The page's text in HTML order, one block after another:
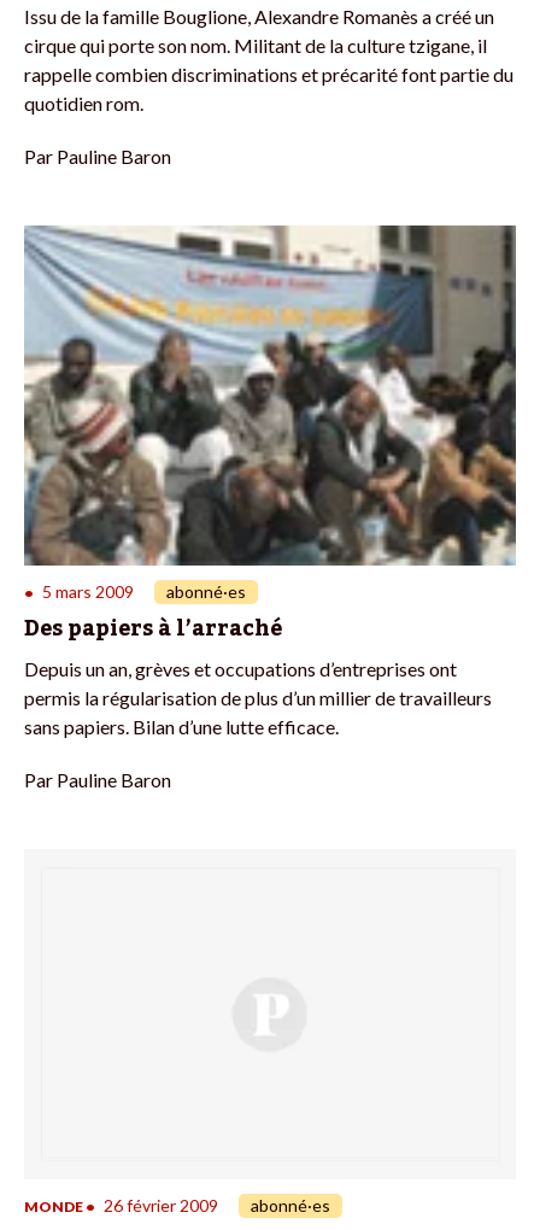
Issu de la famille Bouglione, Alexandre Romanès a créé un
cirque qui porte son nom. Militant de la culture tzigane, il
rappelle combien discriminations et précarité font partie du
quotidien rom.
Par Pauline Baron
• 5 mars 2009 abonné·es
Des papiers à l’arraché
Depuis un an, grèves et occupations d’entreprises ont
permis la régularisation de plus d’un millier de travailleurs
sans papiers. Bilan d’une lutte efficace.
Par Pauline Baron
MONDE • 26 février 2009 abonné·es